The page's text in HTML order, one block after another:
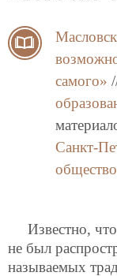
самого»
Санкт-
общество
Известно,
не был
называемых